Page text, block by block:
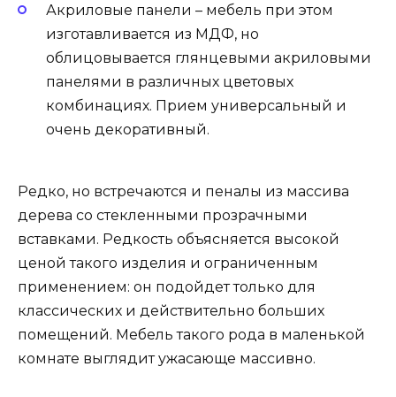
Акриловые панели – мебель при этом
изготавливается из МДФ, но
облицовывается глянцевыми акриловыми
панелями в различных цветовых
комбинациях. Прием универсальный и
очень декоративный.
Редко, но встречаются и пеналы из массива
дерева со стекленными прозрачными
вставками. Редкость объясняется высокой
ценой такого изделия и ограниченным
применением: он подойдет только для
классических и действительно больших
помещений. Мебель такого рода в маленькой
комнате выглядит ужасающе массивно.